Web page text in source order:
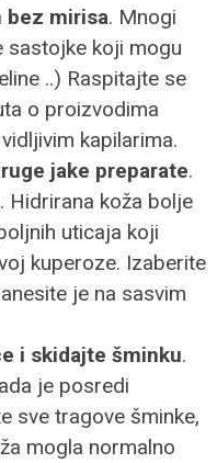
bez mirisa. Mnogi
sastojke koji mogu
..) Raspitajte se
o proizvodima
kapilarima.
jake preparate.
. Hidrirana koža bolje
uticaja koji
kuperoze. Izaberite
je na sasvim
i skidajte šminku.
je posredi
sve tragove šminke,
mogla normalno